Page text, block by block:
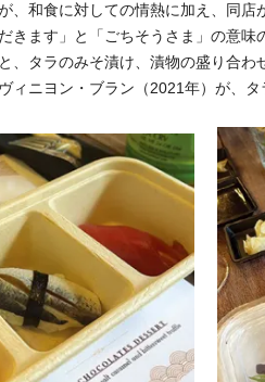
、和食に対しての情熱に加え、同
きます」と「ごちそうさま」の意
、タラのみそ漬け、漬物の盛り合わ
ィニヨン・ブラン（2021年）が、タ